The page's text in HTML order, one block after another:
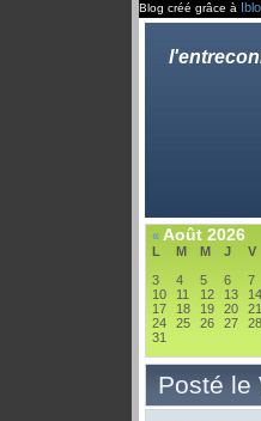
Blog créé grâce à
« Août 2026
L M M J V
3
4 5 6 7
10
11 12 13 14
17
18 19 20 21
24
25 26 27 28
31
Posté le